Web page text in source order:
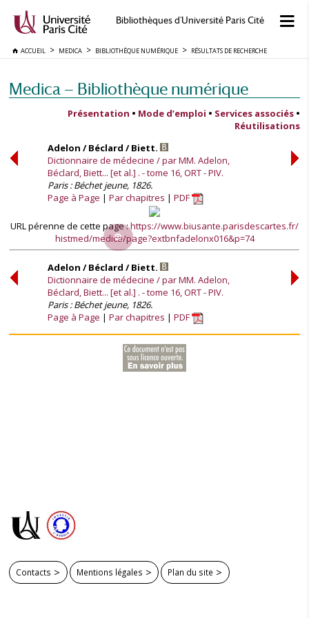
Bibliothèques d'Université Paris Cité
ACCUEIL MEDICA BIBLIOTHÈQUE NUMÉRIQUE RÉSULTATS DE RECHERCHE
Medica — Bibliothèque numérique
Présentation • Mode d’emploi • Services associés •
Réutilisations
Adelon / Béclard / Biett.
Dictionnaire de médecine / par MM. Adelon,
Béclard, Biett... [et al.] . - tome 16, ORT - PIV.
Paris : Béchet jeune, 1826.
Page à Page
Par chapitres PDF
URL pérenne de cette page :https://www.biusante.parisdescartes.fr/
histmed/medica/page?extbnfadelonx016&p=74
Adelon / Béclard / Biett.
Dictionnaire de médecine / par MM. Adelon,
Béclard, Biett... [et al.] . - tome 16, ORT - PIV.
Paris : Béchet jeune, 1826.
Page à Page
Par chapitres PDF
Contacts Mentions légales Plan du site